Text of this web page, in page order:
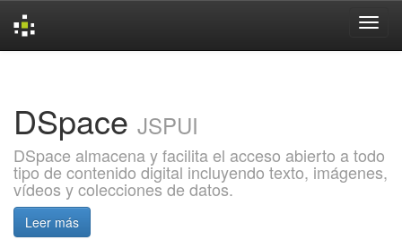
DSpace JSPUI
DSpace almacena y facilita el acceso abierto a todo
tipo de contenido digital incluyendo texto, imágenes,
vídeos y colecciones de datos.
Leer más